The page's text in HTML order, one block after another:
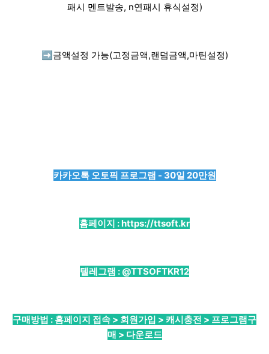
패시 멘트발송, n연패시 휴식설정)
➡️ 금액설정 가능(고정금액,랜덤금액,마틴설정)
카카오톡 오토픽 프로그램 - 30일 20만원
홈페이지 :https://ttsoft.kr
텔레그램 : @TTSOFTKR12
구매방법 : 홈페이지 접속 > 회원가입 > 캐시충전 > 프로그램구
매 > 다운로드